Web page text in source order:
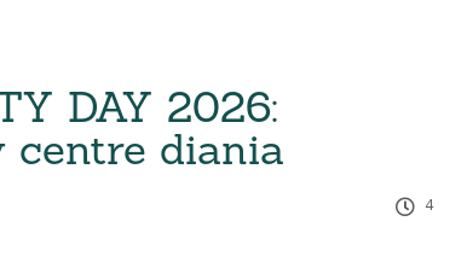
DAY 2026:
centre diania
4